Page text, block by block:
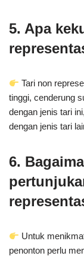
5. Apa
Tari non
tinggi, cenderung
dengan jenis tari
dengan jenis tari
6.
Untuk
penonton perlu